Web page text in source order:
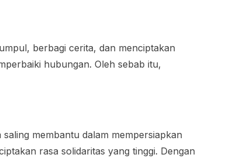
berbagi cerita, dan menciptakan
hubungan. Oleh sebab itu,
membantu dalam mempersiapkan
rasa solidaritas yang tinggi. Dengan